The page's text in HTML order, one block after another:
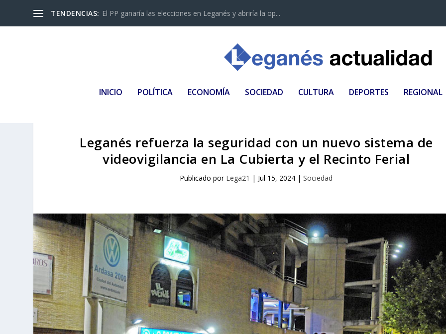
TENDENCIAS: El PP ganaría las elecciones en Leganés y abriría la op...
INICIO POLÍTICA ECONOMÍA SOCIEDAD CULTURA DEPORTES REGIONAL
Leganés refuerza la seguridad con un nuevo sistema de
videovigilancia en La Cubierta y el Recinto Ferial
Publicado por Lega21 | Jul 15, 2024 |Sociedad